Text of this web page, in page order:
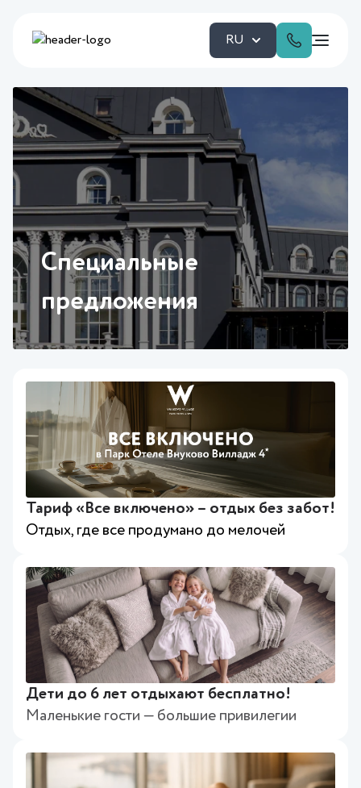
RU
Специальные
предложения
Тариф «Все включено» – отдых без забот!
Отдых, где все продумано до мелочей
Дети до 6 лет отдыхают бесплатно!
Маленькие гости — большие привилегии